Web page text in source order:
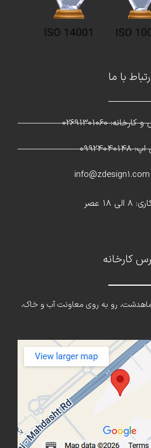
با ما
02691301060
18 عصر
کارخانه
ماهدشت، رو به روی معاونت آب و خاک،